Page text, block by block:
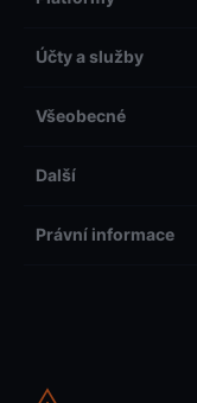
Účty a služby
Všeobecné
Další
Právní informace